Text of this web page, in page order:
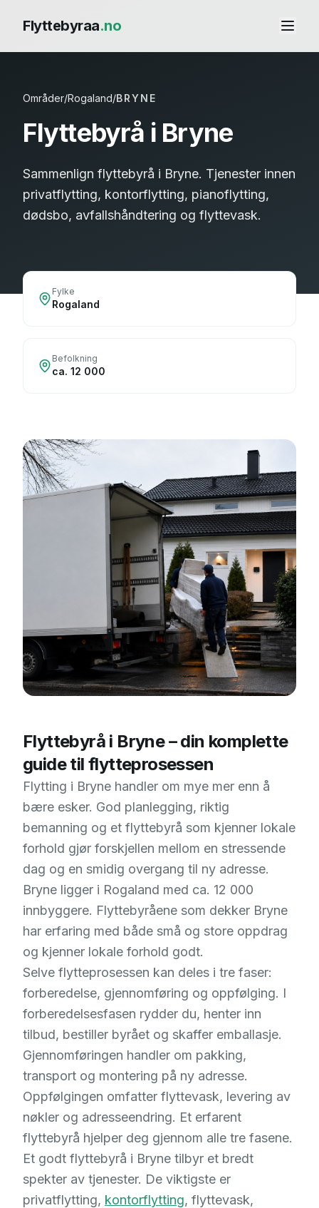
Flyttebyraa.no
Områder/Rogaland/BRYNE
Flyttebyrå i Bryne
Sammenlign flyttebyrå i Bryne. Tjenester innen
privatflytting, kontorflytting, pianoflytting,
dødsbo, avfallshåndtering og flyttevask.
Fylke
Rogaland
Befolkning
ca. 12 000
Flyttebyrå i Bryne – din komplette
guide til flytteprosessen
Flytting i Bryne handler om mye mer enn å
bære esker. God planlegging, riktig
bemanning og et flyttebyrå som kjenner lokale
forhold gjør forskjellen mellom en stressende
dag og en smidig overgang til ny adresse.
Bryne ligger i Rogaland med ca. 12 000
innbyggere. Flyttebyråene som dekker Bryne
har erfaring med både små og store oppdrag
og kjenner lokale forhold godt.
Selve flytteprosessen kan deles i tre faser:
forberedelse, gjennomføring og oppfølging. I
forberedelsesfasen rydder du, henter inn
tilbud, bestiller byrået og skaffer emballasje.
Gjennomføringen handler om pakking,
transport og montering på ny adresse.
Oppfølgingen omfatter flyttevask, levering av
nøkler og adresseendring. Et erfarent
flyttebyrå hjelper deg gjennom alle tre fasene.
Et godt flyttebyrå i Bryne tilbyr et bredt
spekter av tjenester. De viktigste er
privatflytting, kontorflytting, flyttevask,